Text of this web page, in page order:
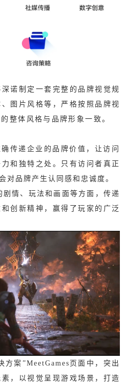
诺制定一套完整的品牌视觉规
图片风格等，严格按照品牌视
整体风格与品牌形象一致。
传递企业的品牌价值，让访问
和独特之处。
只有访问者真正
对品牌产生认同感和忠诚度。
剧情、玩法和画面等方面，传递
创新精神，赢得了玩家的广泛
方案”MeetGames页面中，突出
，以视觉呈现游戏场景，打造